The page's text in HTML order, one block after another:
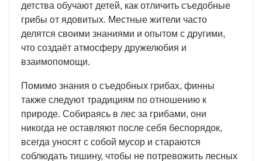
детства обучают детей, как отличить съедобные
грибы от ядовитых. Местные жители часто
делятся своими знаниями и опытом с другими,
что создаёт атмосферу дружелюбия и
взаимопомощи.
Помимо знания о съедобных грибах, финны
также следуют традициям по отношению к
природе. Собираясь в лес за грибами, они
никогда не оставляют после себя беспорядок,
всегда уносят с собой мусор и стараются
соблюдать тишину, чтобы не потревожить лесных